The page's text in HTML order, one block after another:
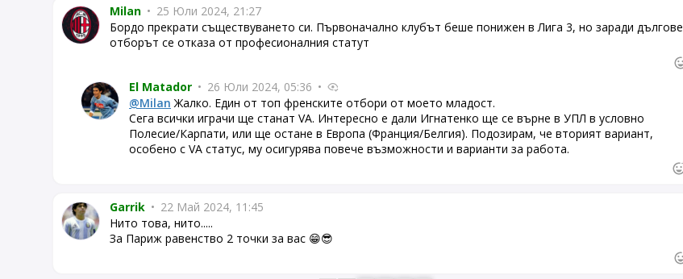
Milan • 25 Юли 2024, 21:27
Бордо прекрати съществуването си. Първоначално клубът беше понижен в Лига 3, но заради дългове
отборът се отказа от професионалния статут
El Matador • 26 Юли 2024, 05:36 •
@Milan Жалко. Един от топ френските отбори от моето младост.
Сега всички играчи ще станат VA. Интересно е дали Игнатенко ще се върне в УПЛ в условно
Полесие/Карпати, или ще остане в Европа (Франция/Белгия). Подозирам, че вторият вариант,
особено с VA статус, му осигурява повече възможности и варианти за работа.
Garrik • 22 Май 2024, 11:45
Нито това, нито.....
За Париж равенство 2 точки за вас 😁😎